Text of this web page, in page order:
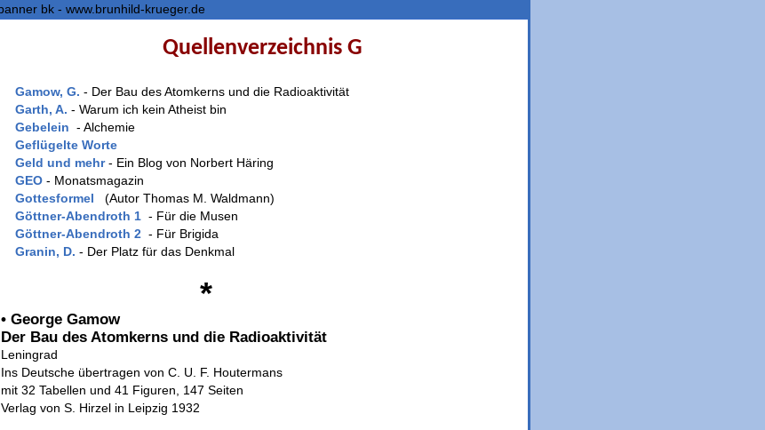
Quellenverzeichnis G
Gamow, G. - Der Bau des Atomkerns und die Radioaktivität
Garth, A. - Warum ich kein Atheist bin
Gebelein - Alchemie
Geflügelte Worte
Geld und mehr- Ein Blog von Norbert Häring
GEO - Monatsmagazin
Gottesformel (Autor Thomas M. Waldmann)
Göttner-Abendroth 1 - Für die Musen
Göttner-Abendroth 2 - Für Brigida
Granin, D. - Der Platz für das Denkmal
*
• George Gamow
Der Bau des Atomkerns und die Radioaktivität
Leningrad
Ins Deutsche übertragen von C. U. F. Houtermans
mit 32 Tabellen und 41 Figuren, 147 Seiten
Verlag von S. Hirzel in Leipzig 1932